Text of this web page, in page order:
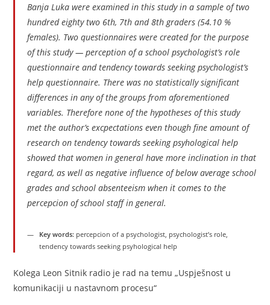
Banja Luka were examined in this study in a sample of two
hundred eighty two 6th, 7th and 8th graders (54.10 %
females). Two questionnaires were created for the purpose
of this study — perception of a school psychologist’s role
questionnaire and tendency towards seeking psychologist’s
help questionnaire. There was no statistically significant
differences in any of the groups from aforementioned
variables. Therefore none of the hypotheses of this study
met the author’s excpectations even though fine amount of
research on tendency towards seeking psyhological help
showed that women in general have more inclination in that
regard, as well as negative influence of below average school
grades and school absenteeism when it comes to the
percepcion of school staff in general.
Key words: percepcion of a psychologist, psychologist’s role,
tendency towards seeking psyhological help
Kolega Leon Sitnik radio je rad na temu „Uspješnost u
komunikaciji u nastavnom procesu“